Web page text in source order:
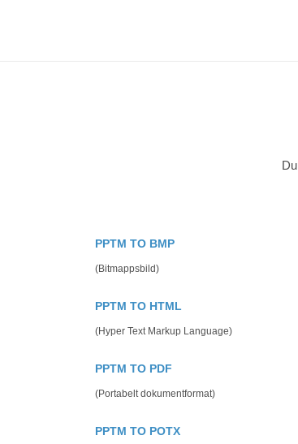
PPTM TO BMP
(Bitmappsbild)
PPTM TO HTML
(Hyper Text Markup Language)
PPTM TO PDF
(Portabelt dokumentformat)
PPTM TO POTX